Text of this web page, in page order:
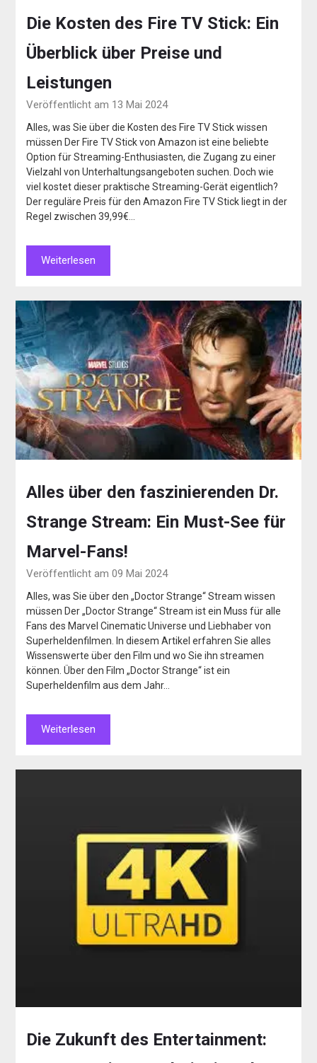
Die Kosten des Fire TV Stick: Ein
Überblick über Preise und
Leistungen
Veröffentlicht am 13 Mai 2024
Alles, was Sie über die Kosten des Fire TV Stick wissen
müssen Der Fire TV Stick von Amazon ist eine beliebte
Option für Streaming-Enthusiasten, die Zugang zu einer
Vielzahl von Unterhaltungsangeboten suchen. Doch wie
viel kostet dieser praktische Streaming-Gerät eigentlich?
Der reguläre Preis für den Amazon Fire TV Stick liegt in der
Regel zwischen 39,99€…
Weiterlesen
Alles über den faszinierenden Dr.
Strange Stream: Ein Must-See für
Marvel-Fans!
Veröffentlicht am 09 Mai 2024
Alles, was Sie über den „Doctor Strange“ Stream wissen
müssen Der „Doctor Strange“ Stream ist ein Muss für alle
Fans des Marvel Cinematic Universe und Liebhaber von
Superheldenfilmen. In diesem Artikel erfahren Sie alles
Wissenswerte über den Film und wo Sie ihn streamen
können. Über den Film „Doctor Strange“ ist ein
Superheldenfilm aus dem Jahr…
Weiterlesen
Die Zukunft des Entertainment: